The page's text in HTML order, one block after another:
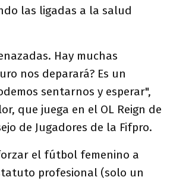
las ligadas a la salud
Hay muchas
nos deparará? Es un
sentarnos y esperar",
que juega en el OL Reign de
de Jugadores de la Fifpro.
el fútbol femenino a
profesional (solo un